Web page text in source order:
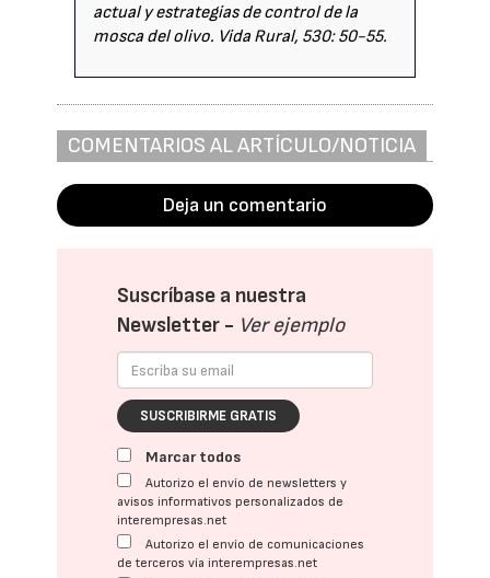
actual y estrategias de control de la
mosca del olivo. Vida Rural, 530: 50-55.
COMENTARIOS AL ARTÍCULO/NOTICIA
Deja un comentario
Suscríbase a nuestra
Newsletter - Ver ejemplo
SUSCRIBIRME GRATIS
Marcar todos
Autorizo el envío de newsletters y
avisos informativos personalizados de
interempresas.net
Autorizo el envío de comunicaciones
de terceros vía interempresas.net